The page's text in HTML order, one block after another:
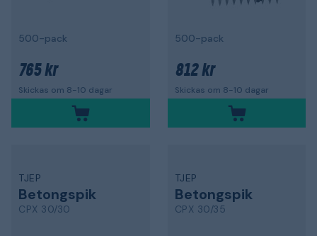
500-pack
765 kr
Skickas om 8-10 dagar
500-pack
812 kr
Skickas om 8-10 dagar
TJEP
Betongspik
CPX 30/30
TJEP
Betongspik
CPX 30/35